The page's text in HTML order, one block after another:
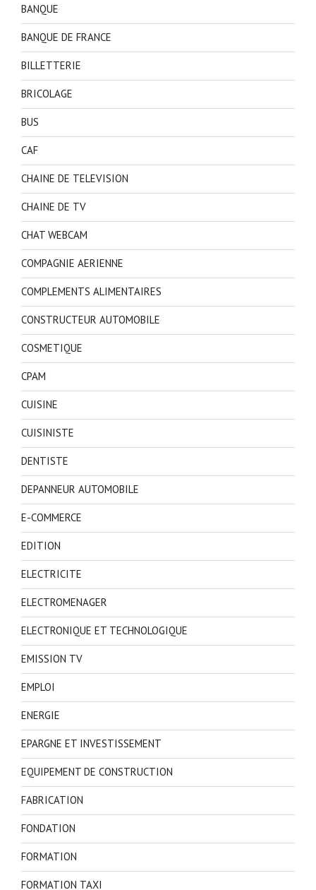
BANQUE
BANQUE DE FRANCE
BILLETTERIE
BRICOLAGE
BUS
CAF
CHAINE DE TELEVISION
CHAINE DE TV
CHAT WEBCAM
COMPAGNIE AERIENNE
COMPLEMENTS ALIMENTAIRES
CONSTRUCTEUR AUTOMOBILE
COSMETIQUE
CPAM
CUISINE
CUISINISTE
DENTISTE
DEPANNEUR AUTOMOBILE
E-COMMERCE
EDITION
ELECTRICITE
ELECTROMENAGER
ELECTRONIQUE ET TECHNOLOGIQUE
EMISSION TV
EMPLOI
ENERGIE
EPARGNE ET INVESTISSEMENT
EQUIPEMENT DE CONSTRUCTION
FABRICATION
FONDATION
FORMATION
FORMATION TAXI